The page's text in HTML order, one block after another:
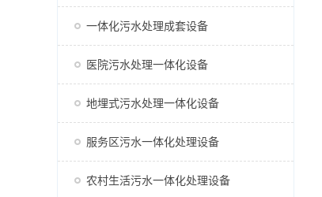
一体化污水处理成套设备
医院污水处理一体化设备
地埋式污水处理一体化设备
服务区污水一体化处理设备
农村生活污水一体化处理设备